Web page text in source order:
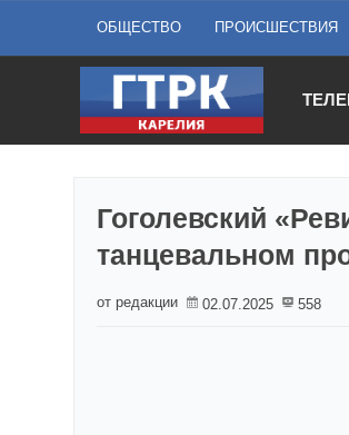
ОБЩЕСТВО ПРОИСШЕСТВИЯ
Гоголевский
танцевальном
от редакции 02.07.2025 558